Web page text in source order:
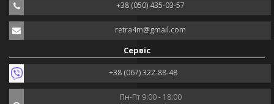
+38 (050) 435-03-57
retra4m@gmail.com
Сервіс
+38 (067) 322-88-48
Пн-Пт 9:00 - 18:00